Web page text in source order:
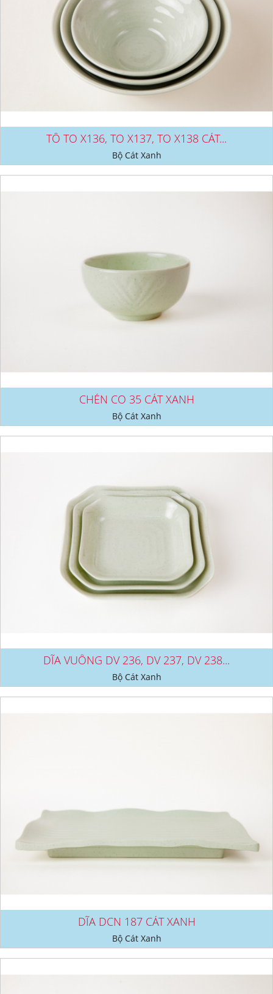
TÔ TO X136, TO X137, TO X138 CÁT...
Bộ Cát Xanh
CHÉN CO 35 CÁT XANH
Bộ Cát Xanh
DĨA VUÔNG DV 236, DV 237, DV 238...
Bộ Cát Xanh
DĨA DCN 187 CÁT XANH
Bộ Cát Xanh